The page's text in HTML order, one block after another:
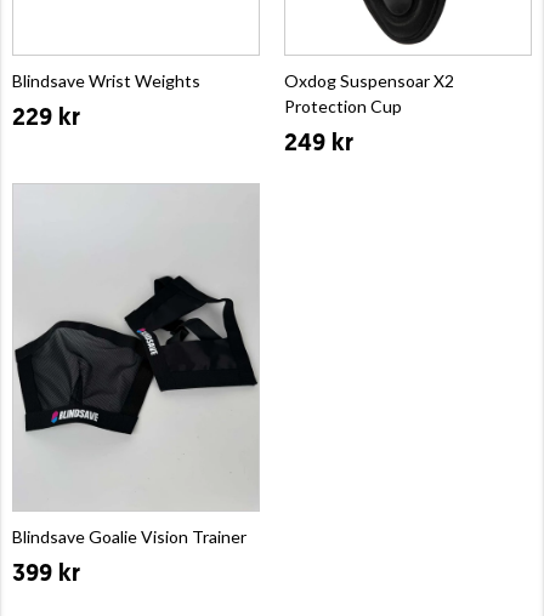
Blindsave Wrist Weights
229 kr
Oxdog Suspensoar X2
Protection Cup
249 kr
Blindsave Goalie Vision Trainer
399 kr